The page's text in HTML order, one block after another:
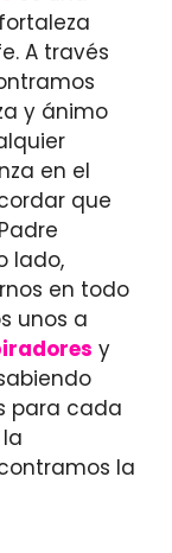
A través
y ánimo
en el
que
lado,
en todo
unos a
y
para cada
la